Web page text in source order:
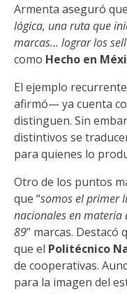
Armenta aseguró
lógica, una ruta que
marcas… lograr los
como Hecho en
El ejemplo
afirmó— ya cuenta
distinguen. Sin
distintivos se
para quienes lo
Otro de los puntos
que “somos el primer
nacionales en materia
89” marcas.
que el Politécnico
de cooperativas.
para la imagen del